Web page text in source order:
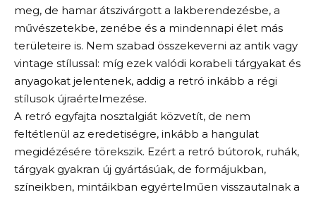
meg, de hamar átszivárgott a lakberendezésbe, a
művészetekbe, zenébe és a mindennapi élet más
területeire is. Nem szabad összekeverni az antik vagy
vintage stílussal: míg ezek valódi korabeli tárgyakat és
anyagokat jelentenek, addig a retró inkább a régi
stílusok újraértelmezése.
A retró egyfajta nosztalgiát közvetít, de nem
feltétlenül az eredetiségre, inkább a hangulat
megidézésére törekszik. Ezért a retró bútorok, ruhák,
tárgyak gyakran új gyártásúak, de formájukban,
színeikben, mintáikban egyértelműen visszautalnak a